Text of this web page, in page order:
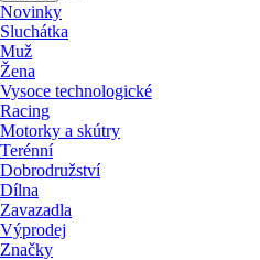
Novinky
Sluchátka
Muž
Žena
Vysoce technologické
Racing
Motorky a skútry
Terénní
Dobrodružství
Dílna
Zavazadla
Výprodej
Značky